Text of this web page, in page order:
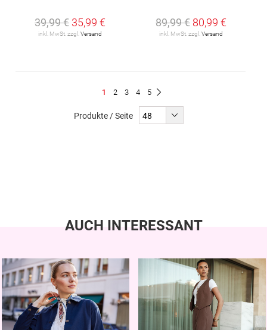
39,99 € 35,99 €
inkl. MwSt. zzgl. Versand
89,99 € 80,99 €
inkl. MwSt. zzgl. Versand
Du
1 Seite
2 Seite
3 Seite
4 Seite
5
Produkte / Seite
AUCH INTERESSANT